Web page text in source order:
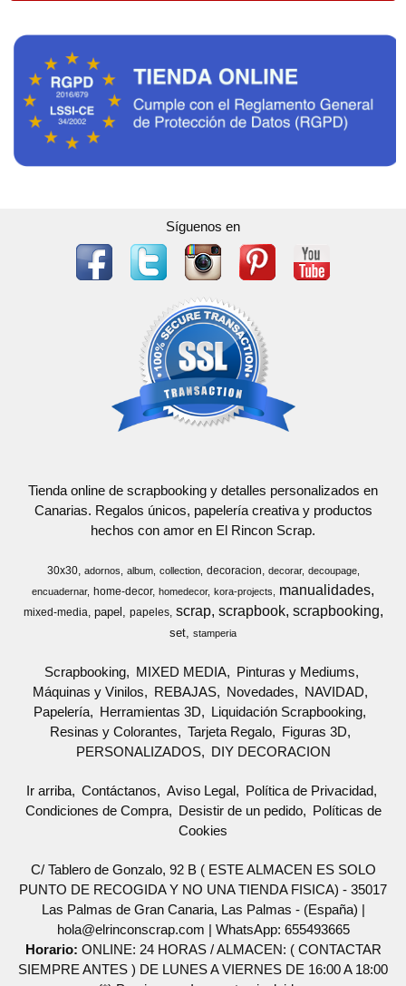
Síguenos en
Tienda online de scrapbooking y detalles personalizados en
Canarias. Regalos únicos, papelería creativa y productos
hechos con amor en El Rincon Scrap.
30x30 adornos album collection decoracion decorar
decoupage
encuadernar
home-decor homedecor kora-projects manualidades
mixed-media papel papeles scrap scrapbook scrapbooking
set stamperia
Scrapbooking MIXED MEDIA
Pinturas y Mediums
Máquinas y Vinilos
REBAJAS Novedades
NAVIDAD
Papelería
Herramientas 3D
Liquidación Scrapbooking
Resinas y Colorantes
Tarjeta Regalo
Figuras 3D
PERSONALIZADOS
DIY DECORACION
Ir arriba Contáctanos Aviso Legal
Política de Privacidad
Condiciones de Compra
Desistir de un pedido
Políticas de
Cookies
C/ Tablero de Gonzalo, 92 B ( ESTE ALMACEN ES SOLO
PUNTO DE RECOGIDA Y NO UNA TIENDA FISICA) - 35017
Las Palmas de Gran Canaria, Las Palmas - (España) |
hola@elrinconscrap.com | WhatsApp: 655493665
Horario: ONLINE: 24 HORAS / ALMACEN: ( CONTACTAR
SIEMPRE ANTES ) DE LUNES A VIERNES DE 16:00 A 18:00